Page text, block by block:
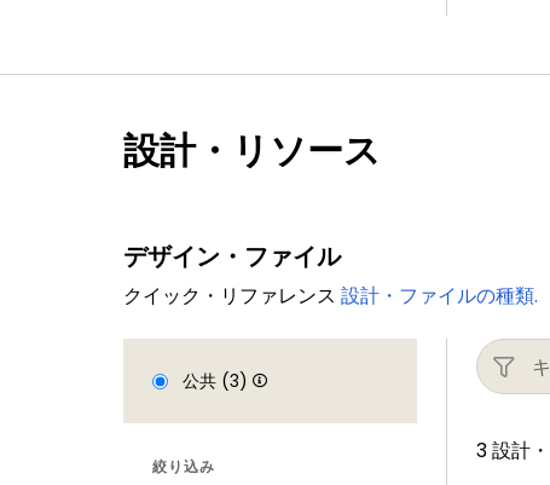
設計・リソース
デザイン・ファイル
クイック・リファレンス 設計・ファイルの種類.
公共 (3)
絞り込み
3 設計